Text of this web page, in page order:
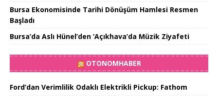
Bursa Ekonomisinde Tarihi Dönüşüm Hamlesi Resmen
Başladı
Bursa’da Aslı Hünel’den ‘Açıkhava’da Müzik Ziyafeti
OTONOMHABER
Ford’dan Verimlilik Odaklı Elektrikli Pickup: Fathom